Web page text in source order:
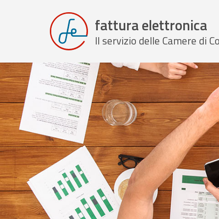
fattura elettronica
Il servizio delle Camere di